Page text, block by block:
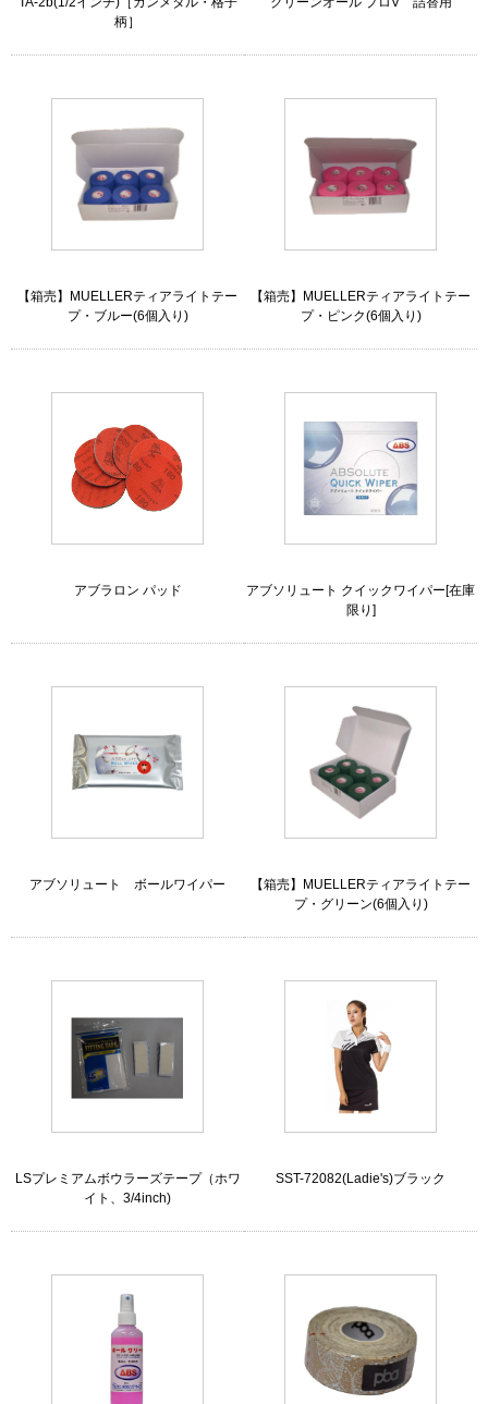
柄］
【箱売】MUELLERティアライトテー
プ・ブルー(6個入り)
【箱売】MUELLERティアライトテー
プ・ピンク(6個入り)
アブラロン パッド
アブソリュート クイックワイパー[在庫
限り]
アブソリュート ボールワイパー
【箱売】MUELLERティアライトテー
プ・グリーン(6個入り)
LSプレミアムボウラーズテープ（ホワ
イト、3/4inch)
SST-72082(Ladie's)ブラック